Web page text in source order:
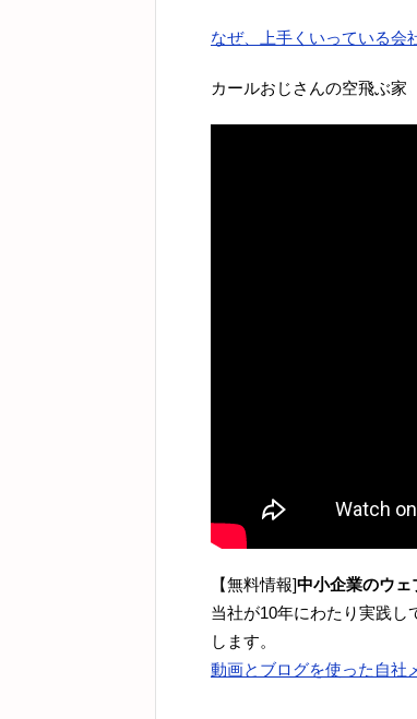
なぜ、上手くいっている会
カールおじさんの空飛ぶ
【無料情報]中小企業のウ
当社が10年にわたり実践し
します。
動画とブログを使った自社